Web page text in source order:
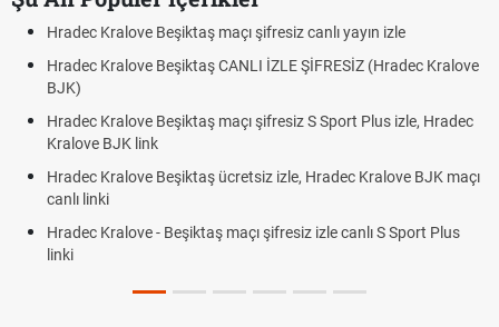
Hradec Kralove Beşiktaş maçı şifresiz canlı yayın izle
Hradec Kralove Beşiktaş CANLI İZLE ŞİFRESİZ (Hradec Kralove
BJK)
Hradec Kralove Beşiktaş maçı şifresiz S Sport Plus izle, Hradec
Kralove BJK link
Hradec Kralove Beşiktaş ücretsiz izle, Hradec Kralove BJK maçı
canlı linki
Hradec Kralove - Beşiktaş maçı şifresiz izle canlı S Sport Plus
linki